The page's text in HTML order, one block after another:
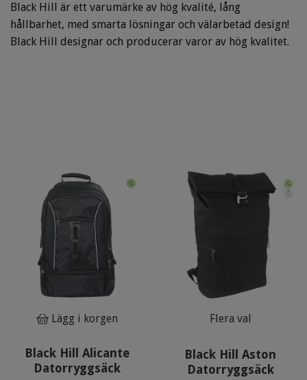
Black Hill är ett varumärke av hög kvalité, lång
hållbarhet, med smarta lösningar och välarbetad design!
Black Hill designar och producerar varor av hög kvalitet.
Lägg i korgen
Black Hill Alicante
Datorryggsäck
Flera val
Black Hill Aston
Datorryggsäck